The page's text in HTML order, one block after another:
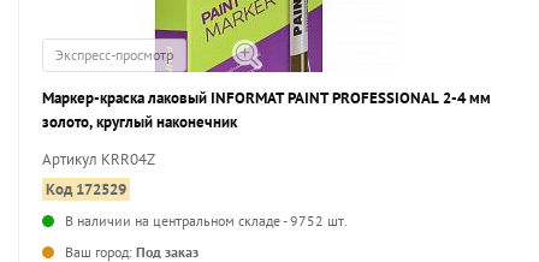
Экспресс-просмотр
Маркер-краска лаковый INFORMAT PAINT PROFESSIONAL 2-4 мм
золото, круглый наконечник
Артикул KRR04Z
Код 172529
В наличии на центральном складе - 9752 шт.
Ваш город: Под заказ